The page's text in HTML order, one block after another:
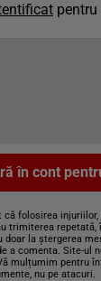
în cont
că folosirea
trimiterea repetată,
doar la ștergerea
a comenta. Site-ul
mulțumim pentru
nu pe atacuri.